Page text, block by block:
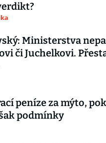
Ministerstva
či Juchelkovi.
peníze za mýto,
podmínky